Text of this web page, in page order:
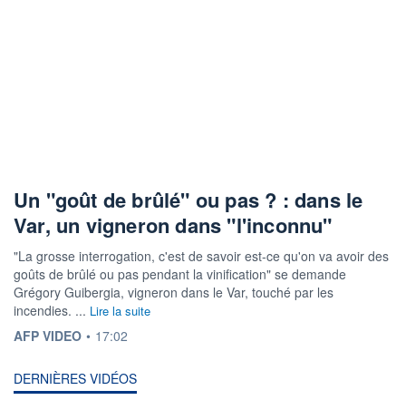
Un "goût de brûlé" ou pas ? : dans le
Var, un vigneron dans "l'inconnu"
"La grosse interrogation, c'est de savoir est-ce qu'on va avoir des
goûts de brûlé ou pas pendant la vinification" se demande
Grégory Guibergia, vigneron dans le Var, touché par les
incendies. ... Lire la suite
INFORMATION FOURNIE PAR
AFP VIDEO • 17:02
DERNIÈRES VIDÉOS